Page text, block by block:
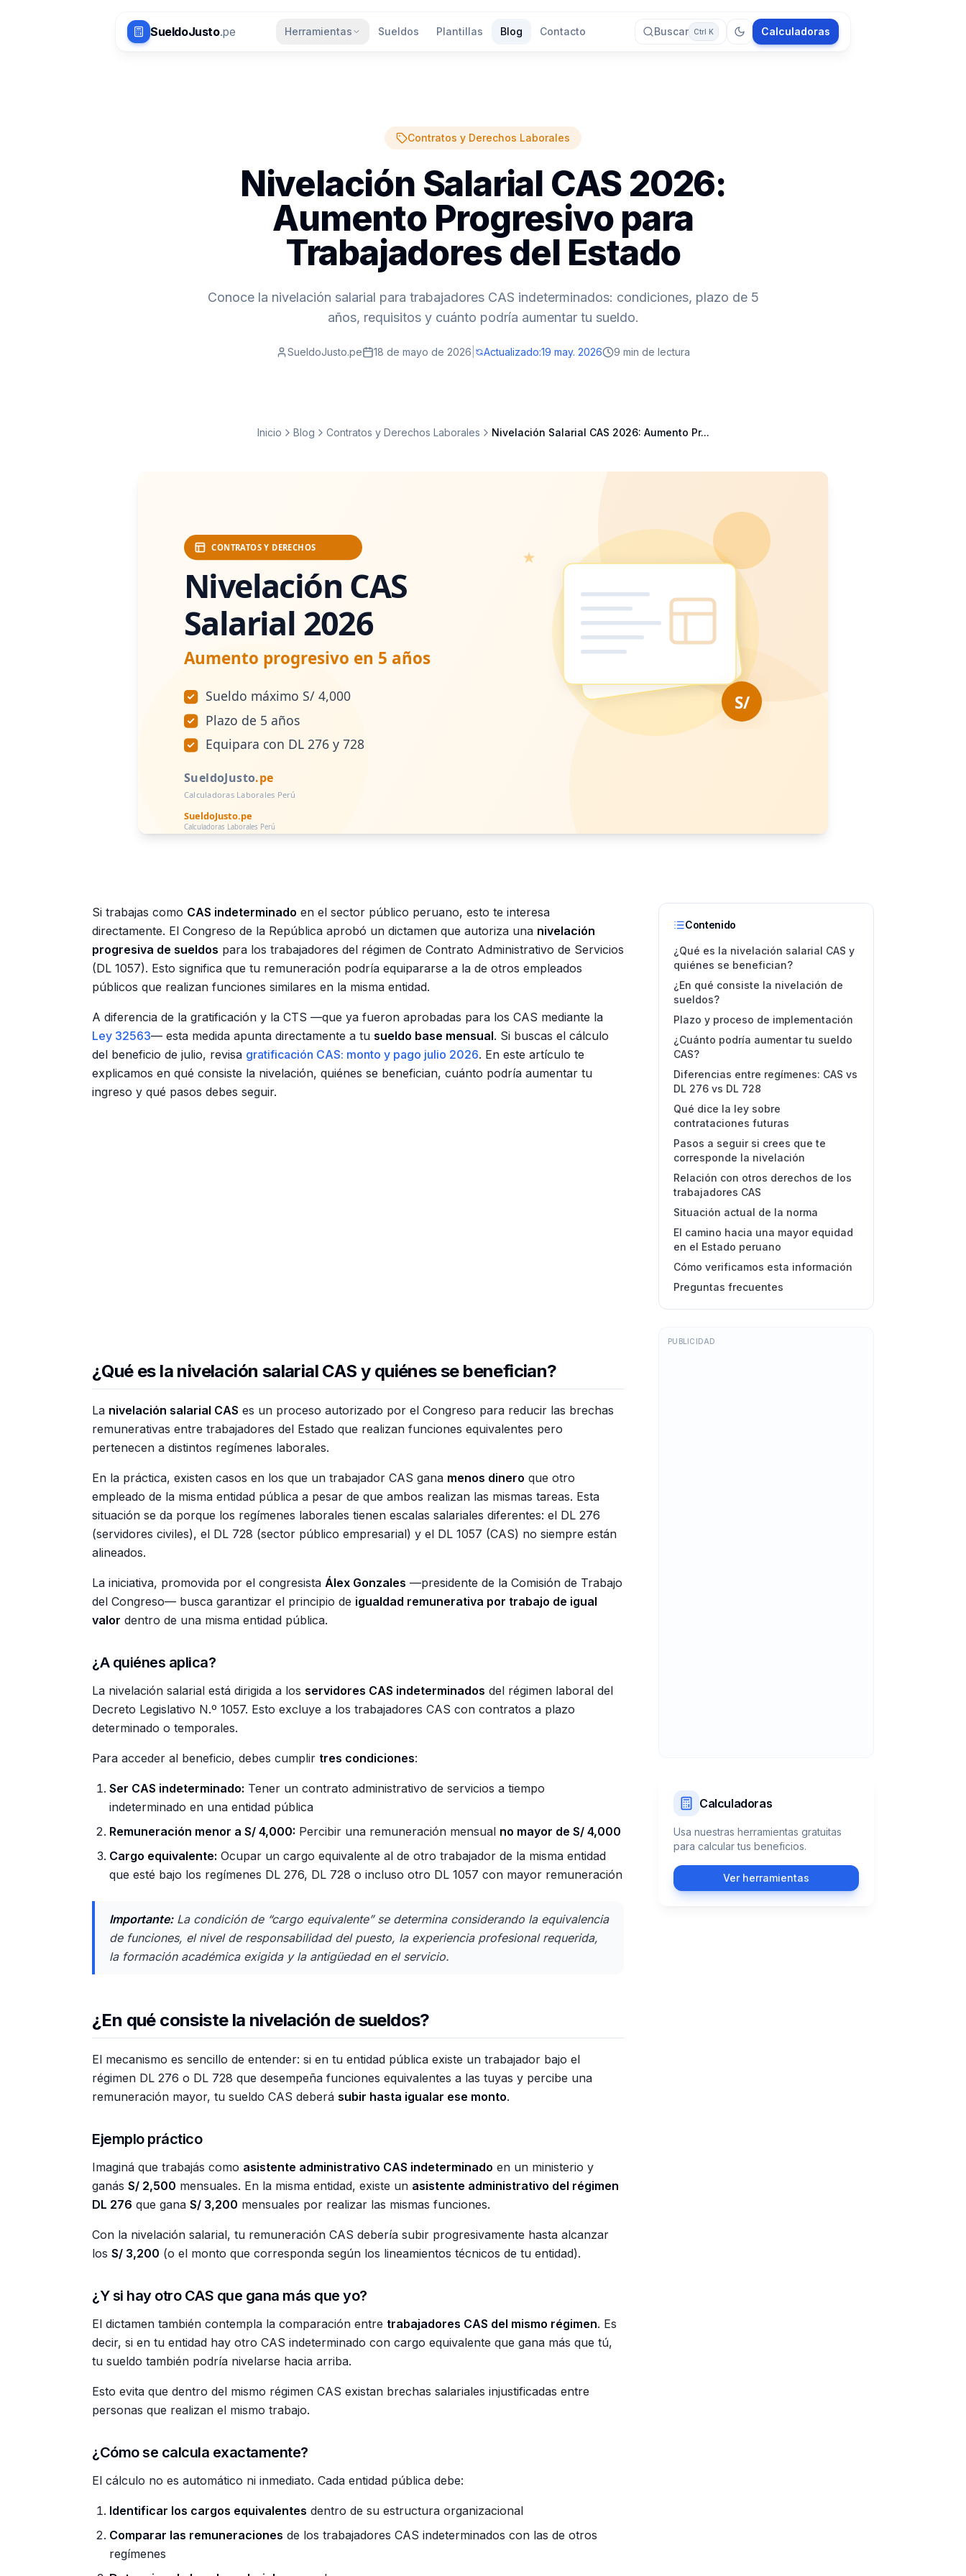
SueldoJusto.pe Herramientas Sueldos Plantillas Blog Contacto Buscar Ctrl K Calculadoras
Contratos y Derechos Laborales
Nivelación Salarial CAS 2026:
Aumento Progresivo para
Trabajadores del Estado
Conoce la nivelación salarial para trabajadores CAS indeterminados: condiciones, plazo de 5
años, requisitos y cuánto podría aumentar tu sueldo.
SueldoJusto.pe 18 de mayo de 2026 Actualizado:19 may. 2026 9 min de lectura
Inicio Blog Contratos y Derechos Laborales Nivelación Salarial CAS 2026: Aumento Pr...
Si trabajas como CAS indeterminado en el sector público peruano, esto te interesa
directamente. El Congreso de la República aprobó un dictamen que autoriza una nivelación
progresiva de sueldos para los trabajadores del régimen de Contrato Administrativo de Servicios
(DL 1057). Esto significa que tu remuneración podría equipararse a la de otros empleados
públicos que realizan funciones similares en la misma entidad.
A diferencia de la gratificación y la CTS —que ya fueron aprobadas para los CAS mediante la
Ley 32563— esta medida apunta directamente a tu sueldo base mensual. Si buscas el cálculo
del beneficio de julio, revisa gratificación CAS: monto y pago julio 2026. En este artículo te
explicamos en qué consiste la nivelación, quiénes se benefician, cuánto podría aumentar tu
ingreso y qué pasos debes seguir.
¿Qué es la nivelación salarial CAS y quiénes se benefician?
La nivelación salarial CAS es un proceso autorizado por el Congreso para reducir las brechas
remunerativas entre trabajadores del Estado que realizan funciones equivalentes pero
pertenecen a distintos regímenes laborales.
En la práctica, existen casos en los que un trabajador CAS gana menos dinero que otro
empleado de la misma entidad pública a pesar de que ambos realizan las mismas tareas. Esta
situación se da porque los regímenes laborales tienen escalas salariales diferentes: el DL 276
(servidores civiles), el DL 728 (sector público empresarial) y el DL 1057 (CAS) no siempre están
alineados.
La iniciativa, promovida por el congresista Álex Gonzales —presidente de la Comisión de Trabajo
del Congreso— busca garantizar el principio de igualdad remunerativa por trabajo de igual
valor dentro de una misma entidad pública.
¿A quiénes aplica?
La nivelación salarial está dirigida a los servidores CAS indeterminados del régimen laboral del
Decreto Legislativo N.º 1057. Esto excluye a los trabajadores CAS con contratos a plazo
determinado o temporales.
Para acceder al beneficio, debes cumplir tres condiciones:
Ser CAS indeterminado: Tener un contrato administrativo de servicios a tiempo
indeterminado en una entidad pública
Remuneración menor a S/ 4,000: Percibir una remuneración mensual no mayor de S/ 4,000
Cargo equivalente: Ocupar un cargo equivalente al de otro trabajador de la misma entidad
que esté bajo los regímenes DL 276, DL 728 o incluso otro DL 1057 con mayor remuneración
Importante:La condición de “cargo equivalente” se determina considerando la equivalencia
de funciones, el nivel de responsabilidad del puesto, la experiencia profesional requerida,
la formación académica exigida y la antigüedad en el servicio.
¿En qué consiste la nivelación de sueldos?
El mecanismo es sencillo de entender: si en tu entidad pública existe un trabajador bajo el
régimen DL 276 o DL 728 que desempeña funciones equivalentes a las tuyas y percibe una
remuneración mayor, tu sueldo CAS deberá subir hasta igualar ese monto.
Ejemplo práctico
Imaginá que trabajás como asistente administrativo CAS indeterminado en un ministerio y
ganás S/ 2,500 mensuales. En la misma entidad, existe un asistente administrativo del régimen
DL 276 que gana S/ 3,200 mensuales por realizar las mismas funciones.
Con la nivelación salarial, tu remuneración CAS debería subir progresivamente hasta alcanzar
los S/ 3,200 (o el monto que corresponda según los lineamientos técnicos de tu entidad).
¿Y si hay otro CAS que gana más que yo?
El dictamen también contempla la comparación entre trabajadores CAS del mismo régimen. Es
decir, si en tu entidad hay otro CAS indeterminado con cargo equivalente que gana más que tú,
tu sueldo también podría nivelarse hacia arriba.
Esto evita que dentro del mismo régimen CAS existan brechas salariales injustificadas entre
personas que realizan el mismo trabajo.
¿Cómo se calcula exactamente?
El cálculo no es automático ni inmediato. Cada entidad pública debe:
Identificar los cargos equivalentes dentro de su estructura organizacional
Comparar las remuneraciones de los trabajadores CAS indeterminados con las de otros
regímenes
Contenido
¿Qué es la nivelación salarial CAS y
quiénes se benefician?
¿En qué consiste la nivelación de
sueldos?
Plazo y proceso de implementación
¿Cuánto podría aumentar tu sueldo
CAS?
Diferencias entre regímenes: CAS vs
DL 276 vs DL 728
Qué dice la ley sobre
contrataciones futuras
Pasos a seguir si crees que te
corresponde la nivelación
Relación con otros derechos de los
trabajadores CAS
Situación actual de la norma
El camino hacia una mayor equidad
en el Estado peruano
Cómo verificamos esta información
Preguntas frecuentes
Publicidad
PUBLICIDAD
Calculadoras
Usa nuestras herramientas gratuitas
para calcular tus beneficios.
Ver herramientas